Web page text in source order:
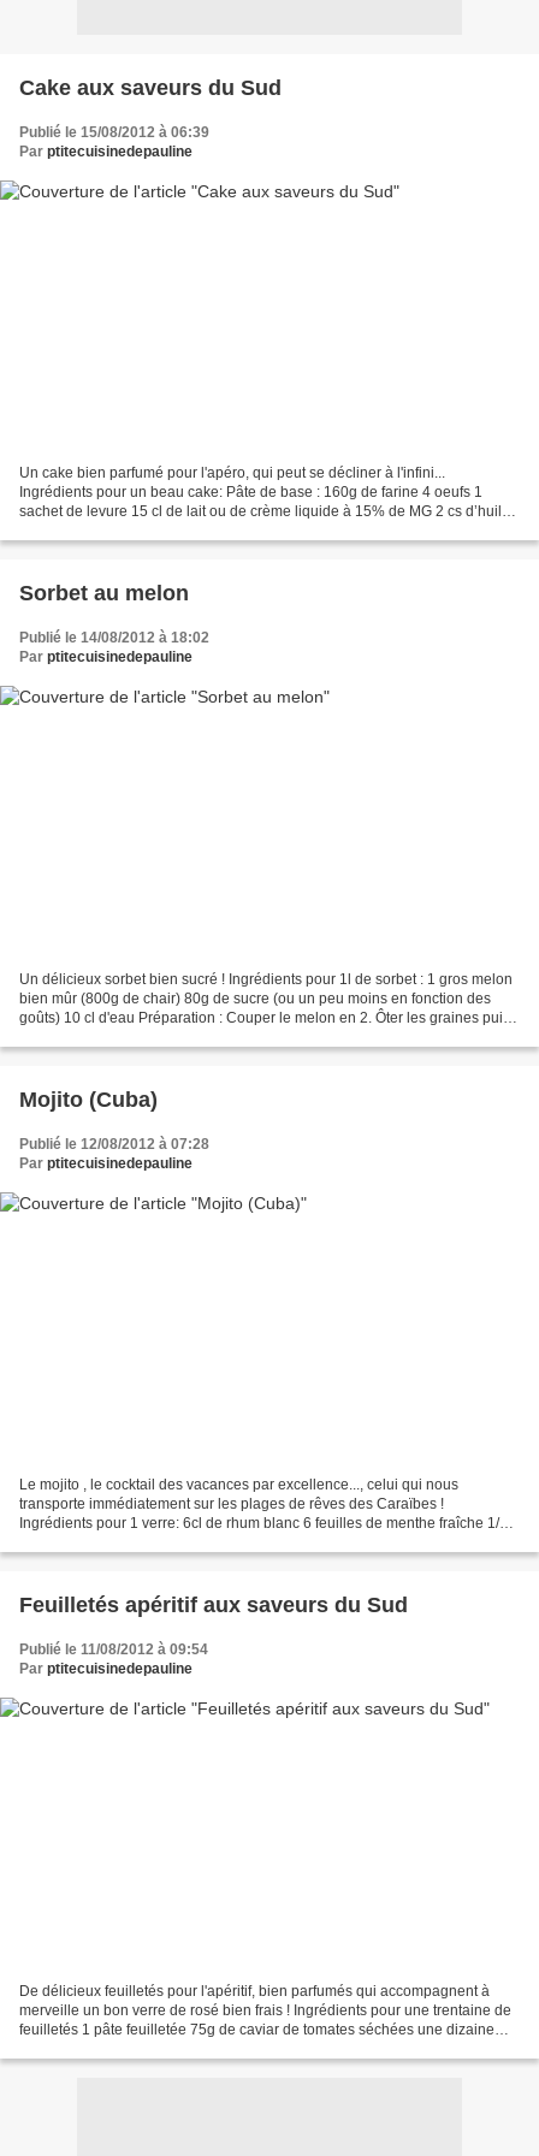
Cake aux saveurs du Sud
Publié le 15/08/2012 à 06:39
Par ptitecuisinedepauline
Un cake bien parfumé pour l'apéro, qui peut se décliner à l'infini...
Ingrédients pour un beau cake: Pâte de base : 160g de farine 4 oeufs 1
sachet de levure 15 cl de lait ou de crème liquide à 15% de MG 2 cs d’huile
Sorbet au melon
Publié le 14/08/2012 à 18:02
Par ptitecuisinedepauline
Un délicieux sorbet bien sucré ! Ingrédients pour 1l de sorbet : 1 gros melon
bien mûr (800g de chair) 80g de sucre (ou un peu moins en fonction des
goûts) 10 cl d'eau Préparation : Couper le melon en 2. Ôter les graines puis
Mojito (Cuba)
Publié le 12/08/2012 à 07:28
Par ptitecuisinedepauline
Le mojito , le cocktail des vacances par excellence..., celui qui nous
transporte immédiatement sur les plages de rêves des Caraïbes !
Ingrédients pour 1 verre: 6cl de rhum blanc 6 feuilles de menthe fraîche 1/2
Feuilletés apéritif aux saveurs du Sud
Publié le 11/08/2012 à 09:54
Par ptitecuisinedepauline
De délicieux feuilletés pour l'apéritif, bien parfumés qui accompagnent à
merveille un bon verre de rosé bien frais ! Ingrédients pour une trentaine de
feuilletés 1 pâte feuilletée 75g de caviar de tomates séchées une dizaine